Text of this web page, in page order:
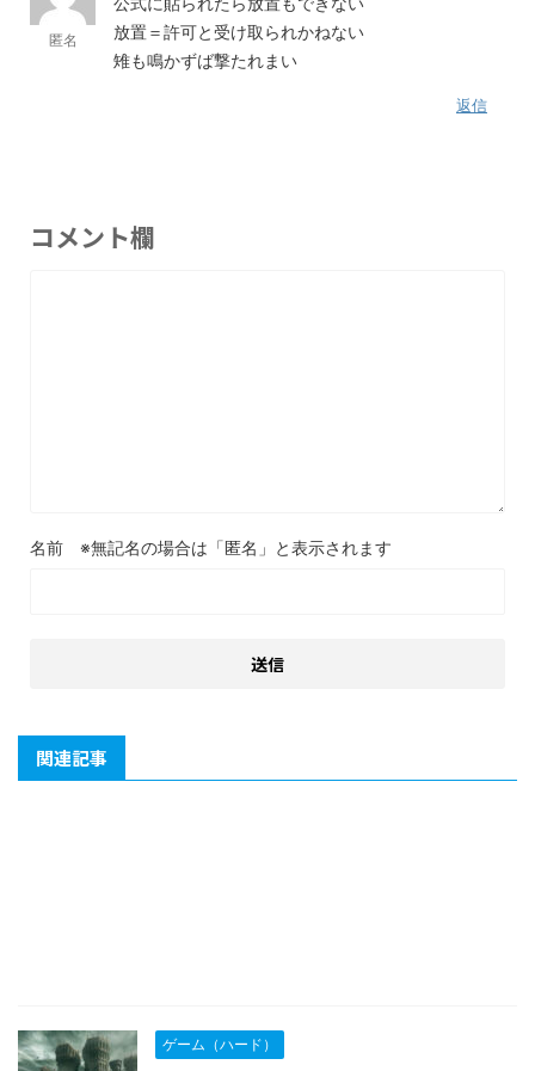
匿名
放置＝許可と受け取られかねない
雉も鳴かずば撃たれまい
返信
コメント欄
名前
関連記事
ゲーム（ハード）